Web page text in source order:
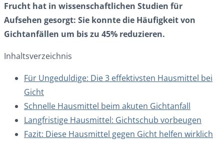
Frucht hat in wissenschaftlichen Studien für
Aufsehen gesorgt: Sie konnte die Häufigkeit von
Gichtanfällen um bis zu 45% reduzieren.
Inhaltsverzeichnis
Für Ungeduldige: Die 3 effektivsten Hausmittel bei
Gicht
Schnelle Hausmittel beim akuten Gichtanfall
Langfristige Hausmittel: Gichtschub vorbeugen
Fazit: Diese Hausmittel gegen Gicht helfen wirklich